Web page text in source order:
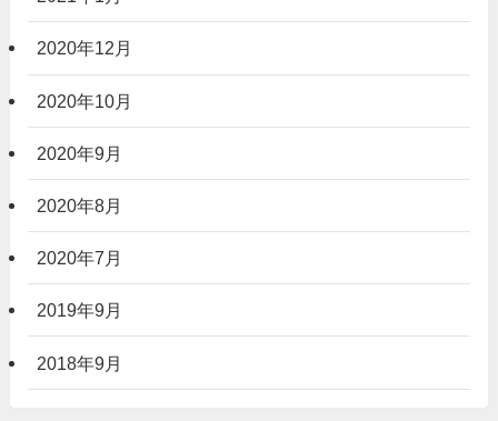
2020年12月
2020年10月
2020年9月
2020年8月
2020年7月
2019年9月
2018年9月